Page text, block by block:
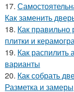
17.
Как заменить
18. Как правильно
плитки и
19. Как распилить
варианты
20. Как собрать
Разметка и замеры